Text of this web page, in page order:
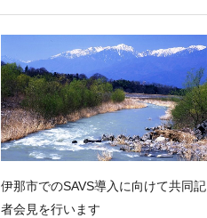
伊那市でのSAVS導入に向けて共同記
者会見を行います